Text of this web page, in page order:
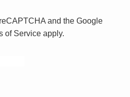
and the Google
of Serviceapply.